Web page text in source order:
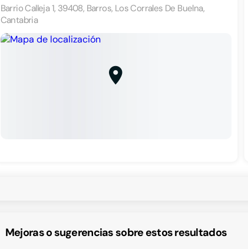
Barrio Calleja 1, 39408, Barros, Los Corrales De Buelna,
Cantabria
Mejoras o sugerencias sobre estos resultados